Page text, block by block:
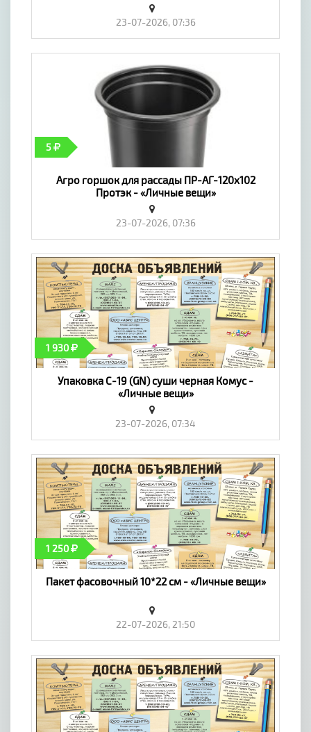
23-07-2026, 07:36
5
Агро горшок для рассады ПР-АГ-120х102
Протэк - «Личные вещи»
23-07-2026, 07:36
1 930
Упаковка С-19 (GN) суши черная Комус -
«Личные вещи»
23-07-2026, 07:34
1 250
Пакет фасовочный 10*22 см - «Личные вещи»
22-07-2026, 21:50